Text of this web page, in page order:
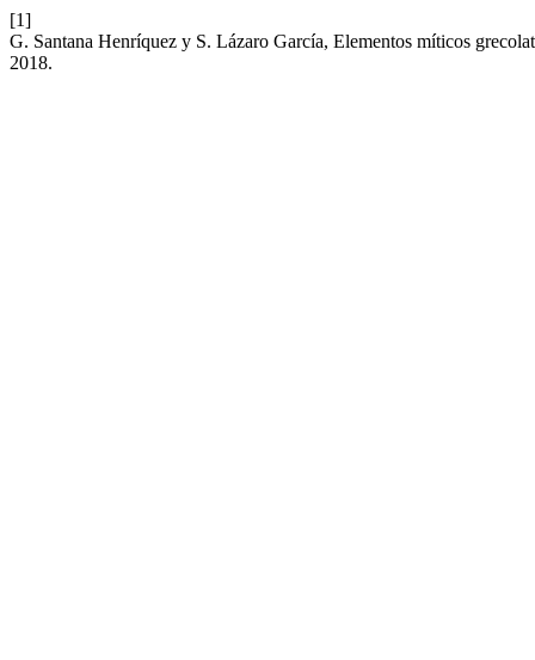
[1]
G. Santana Henríquez y S. Lázaro García, Elementos míticos
2018.